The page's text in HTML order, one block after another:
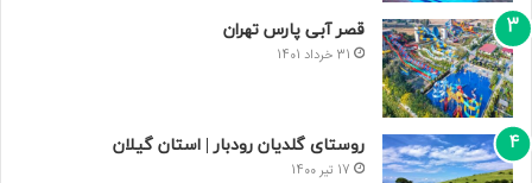
قصر آبی پارس تهران
31 خرداد 1401
روستای گلدیان رودبار | استان گیلان
17 تیر 1400